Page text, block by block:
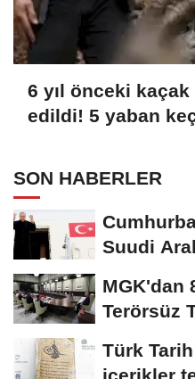
6 yıl önceki
edildi! 5 yaban
SON HABERLER
Suudi
MGK'dan
Terörsüz
Türk